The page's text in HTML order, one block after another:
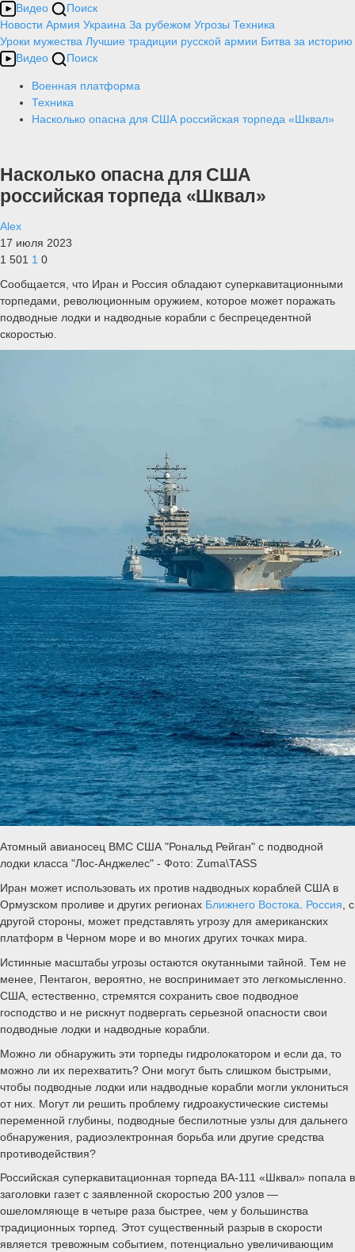
Видео
Поиск
Новости Армия Украина За рубежом Угрозы Техника
Уроки мужества Лучшие традиции русской армии Битва за историю
Видео
Поиск
Военная платформа
Техника
Насколько опасна для США российская торпеда «Шквал»
Насколько опасна для США
российская торпеда «Шквал»
Alex
17 июля 2023
1 501 1 0
Сообщается, что Иран и Россия обладают суперкавитационными
торпедами, революционным оружием, которое может поражать
подводные лодки и надводные корабли с беспрецедентной
скоростью.
Атомный авианосец ВМС США "Рональд Рейган" с подводной
лодки класса "Лос-Анджелес" - Фото: Zuma\TASS
Иран может использовать их против надводных кораблей США в
Ормузском проливе и других регионах Ближнего Востока Россия , с
другой стороны, может представлять угрозу для американских
платформ в Черном море и во многих других точках мира.
Истинные масштабы угрозы остаются окутанными тайной. Тем не
менее, Пентагон, вероятно, не воспринимает это легкомысленно.
США, естественно, стремятся сохранить свое подводное
господство и не рискнут подвергать серьезной опасности свои
подводные лодки и надводные корабли.
Можно ли обнаружить эти торпеды гидролокатором и если да, то
можно ли их перехватить? Они могут быть слишком быстрыми,
чтобы подводные лодки или надводные корабли могли уклониться
от них. Могут ли решить проблему гидроакустические системы
переменной глубины, подводные беспилотные узлы для дальнего
обнаружения, радиоэлектронная борьба или другие средства
противодействия?
Российская суперкавитационная торпеда ВА-111 «Шквал» попала в
заголовки газет с заявленной скоростью 200 узлов —
ошеломляюще в четыре раза быстрее, чем у большинства
традиционных торпед. Этот существенный разрыв в скорости
является тревожным событием, потенциально увеличивающим